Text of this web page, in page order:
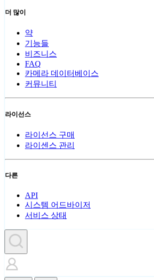
더 많이
약
기능들
비즈니스
FAQ
카메라 데이터베이스
커뮤니티
라이선스
라이선스 구매
라이센스 관리
다른
API
시스템 어드바이저
서비스 상태